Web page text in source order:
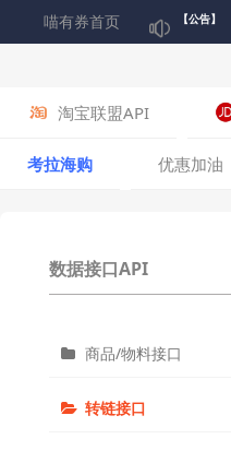
喵有券首页 【公告】
淘宝联盟API
考拉海购 优惠加油
数据接口API
商品/物料接口
获取推荐商品列表
转链接口